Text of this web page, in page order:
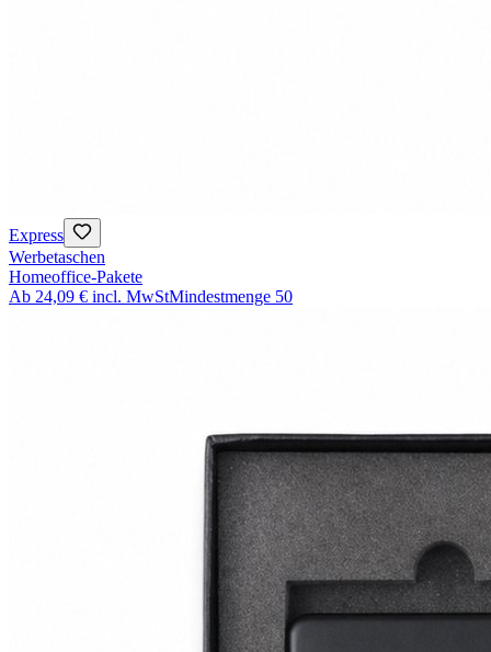
Express
Werbetaschen
Homeoffice-Pakete
Ab 24,09 € incl. MwStMindestmenge 50